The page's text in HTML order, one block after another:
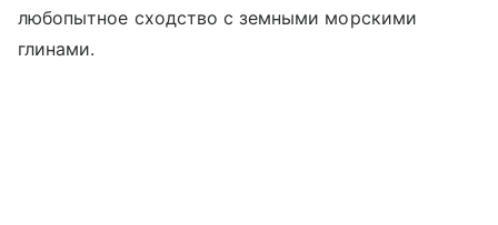
любопытное сходство с земными морскими
глинами.